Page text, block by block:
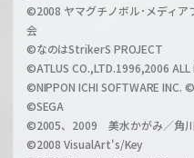
l
h
a
n
©2008 ヤマグチノボル･メディア
会
©なのはStrikerS PROJECT
©ATLUS CO.,LTD.1996,2006 ALL
©NIPPON ICHI SOFTWARE
©SEGA
©2005、2009 美水かがみ／角
©2008 VisualArt's/Key